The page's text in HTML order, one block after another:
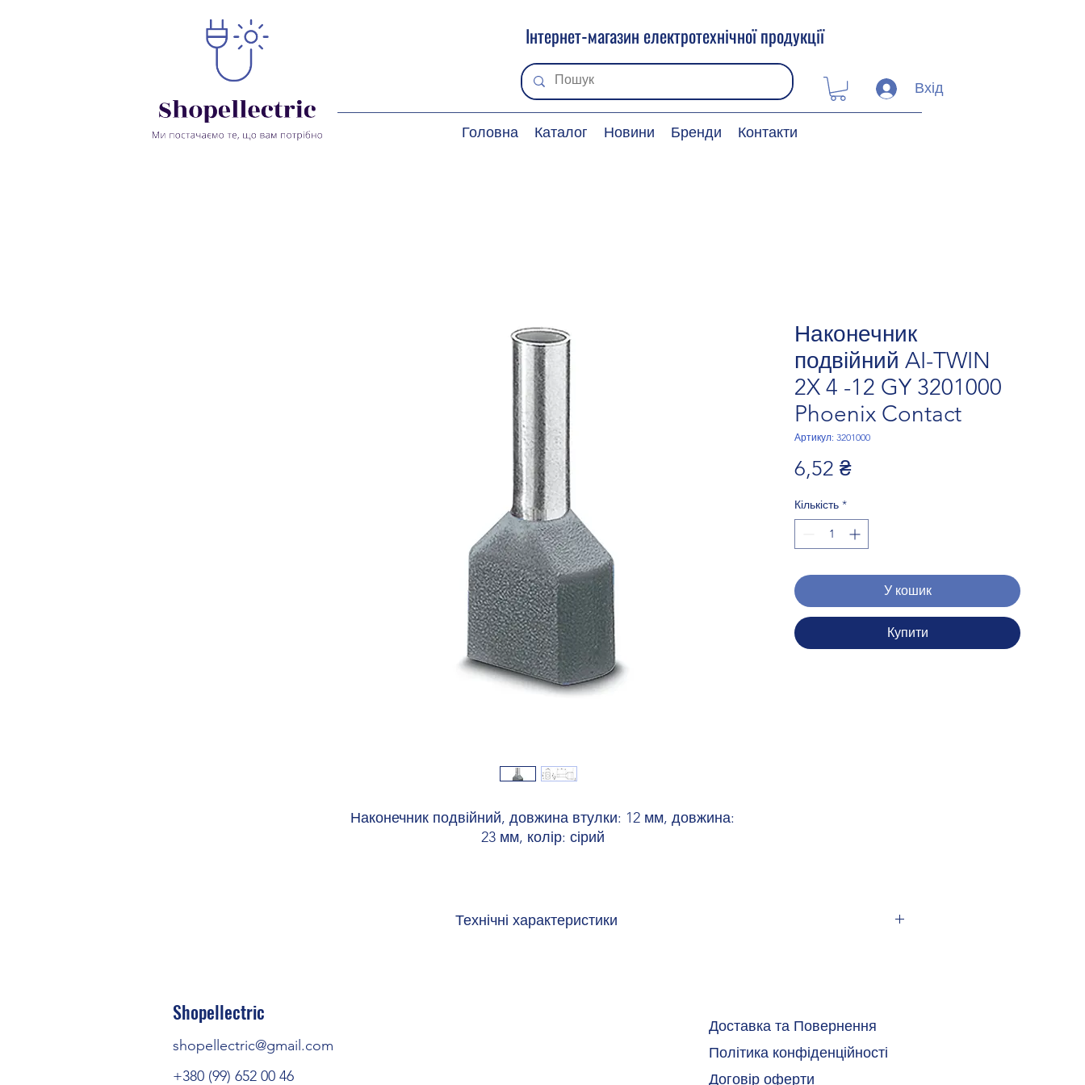
Інтернет-магазин електротехнічної продукції
Вхід
Головна Каталог Новини Бренди Контакти
Наконечник
подвійний AI-TWIN
2X 4 -12 GY 3201000
Phoenix Contact
Артикул: 3201000
6,52 ₴Ціна
Кількість *
У кошик
Купити
Наконечник подвійний, довжина втулки: 12 мм, довжина:
23 мм, колір: сірий
Технічні характеристики
Shopellectric
shopellectric@gmail.com
+380 (99) 652 00 46
Доставка та Повернення
Політика конфіденційності
Договір оферти